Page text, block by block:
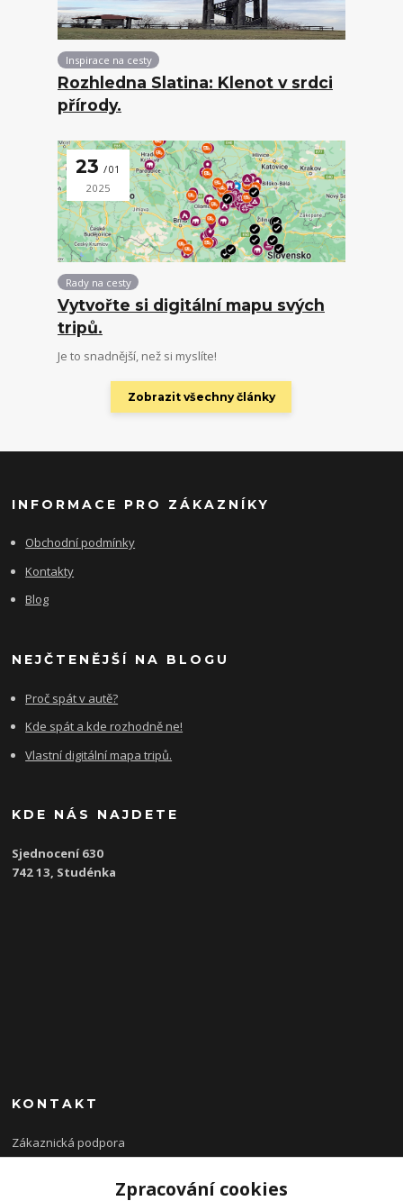
Inspirace na cesty
Rozhledna Slatina: Klenot v srdci
přírody.
23 01
2025
Rady na cesty
Vytvořte si digitální mapu svých
tripů.
Je to snadnější, než si myslíte!
Zobrazit všechny články
INFORMACE PRO ZÁKAZNÍKY
Obchodní podmínky
Kontakty
Blog
NEJČTENĚJŠÍ NA BLOGU
Proč spát v autě?
Kde spát a kde rozhodně ne!
Vlastní digitální mapa tripů.
KDE NÁS NAJDETE
Sjednocení 630
742 13, Studénka
KONTAKT
Zákaznická podpora
+420 777 160 392Zpracování cookies